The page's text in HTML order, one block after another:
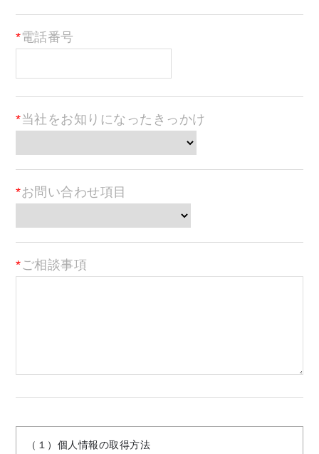
電話番号
当社をお知りになったきっかけ
お問い合わせ項目
ご相談事項
（１）個人情報の取得方法